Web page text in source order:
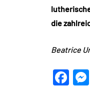
die
Beatrice